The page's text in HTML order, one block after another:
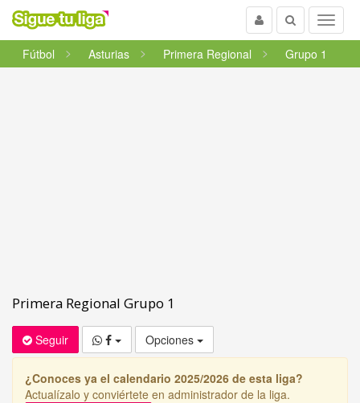
Menu
Buscar
Usuario
Fútbol
Asturias Primera Regional Grupo 1
Primera Regional Grupo 1
Seguir Opciones
¿Conoces ya el calendario 2025/2026 de esta liga?
Actualízalo y conviértete en administrador de la liga.